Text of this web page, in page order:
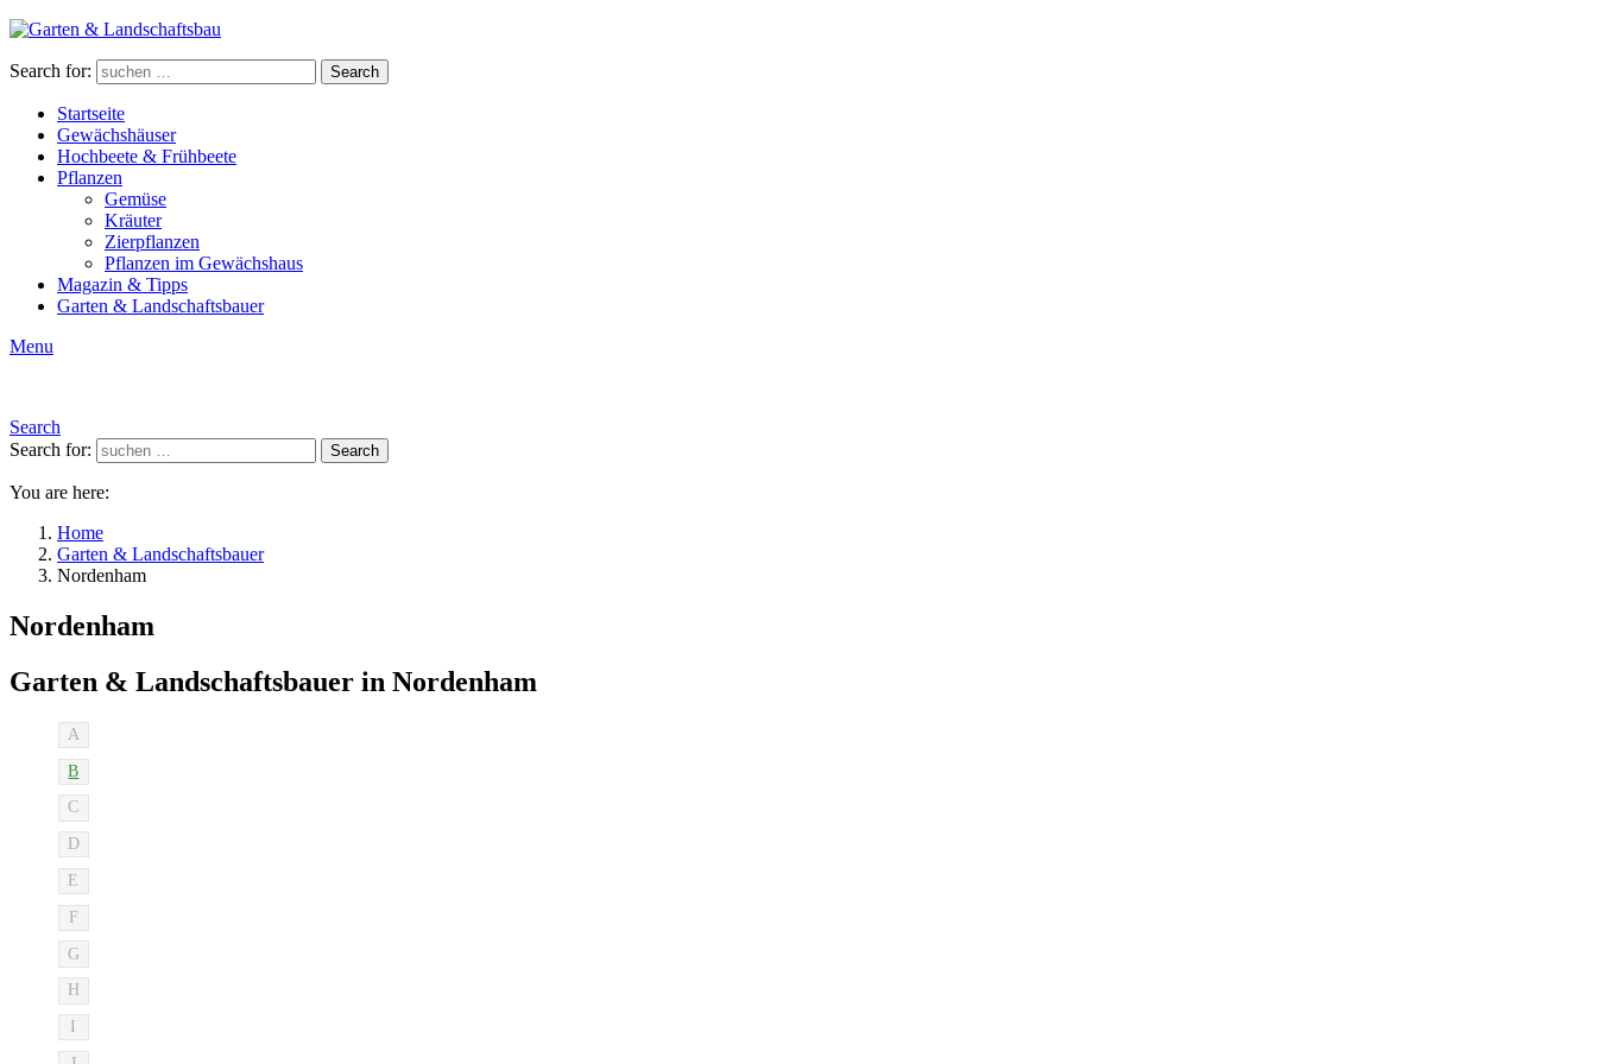
Search for: Search
Startseite
Gewächshäuser
Hochbeete & Frühbeete
Pflanzen
Gemüse
Kräuter
Zierpflanzen
Pflanzen im Gewächshaus
Magazin & Tipps
Garten & Landschaftsbauer
Menu
Search
Search for:
Search
You are here:
Home
Garten & Landschaftsbauer
Nordenham
Nordenham
Garten & Landschaftsbauer in Nordenham
A
B
C
D
E
F
G
H
I